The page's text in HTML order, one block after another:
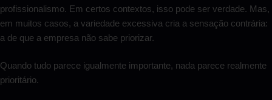
profissionalismo. Em certos contextos, isso pode ser verdade. Mas,
em muitos casos, a variedade excessiva cria a sensação contrária:
a de que a empresa não sabe priorizar.
Quando tudo parece igualmente importante, nada parece realmente
prioritário.